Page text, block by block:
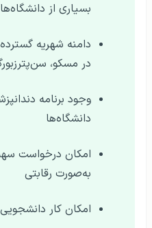
بسیاری از
دامنه شهریه
در مسکو،
وجود برنامه
دانشگاه‌ها
امکان درخواست
به‌صورت رقابتی
امکان کار